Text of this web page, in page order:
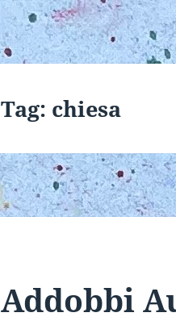
Tag: chiesa
Addobbi